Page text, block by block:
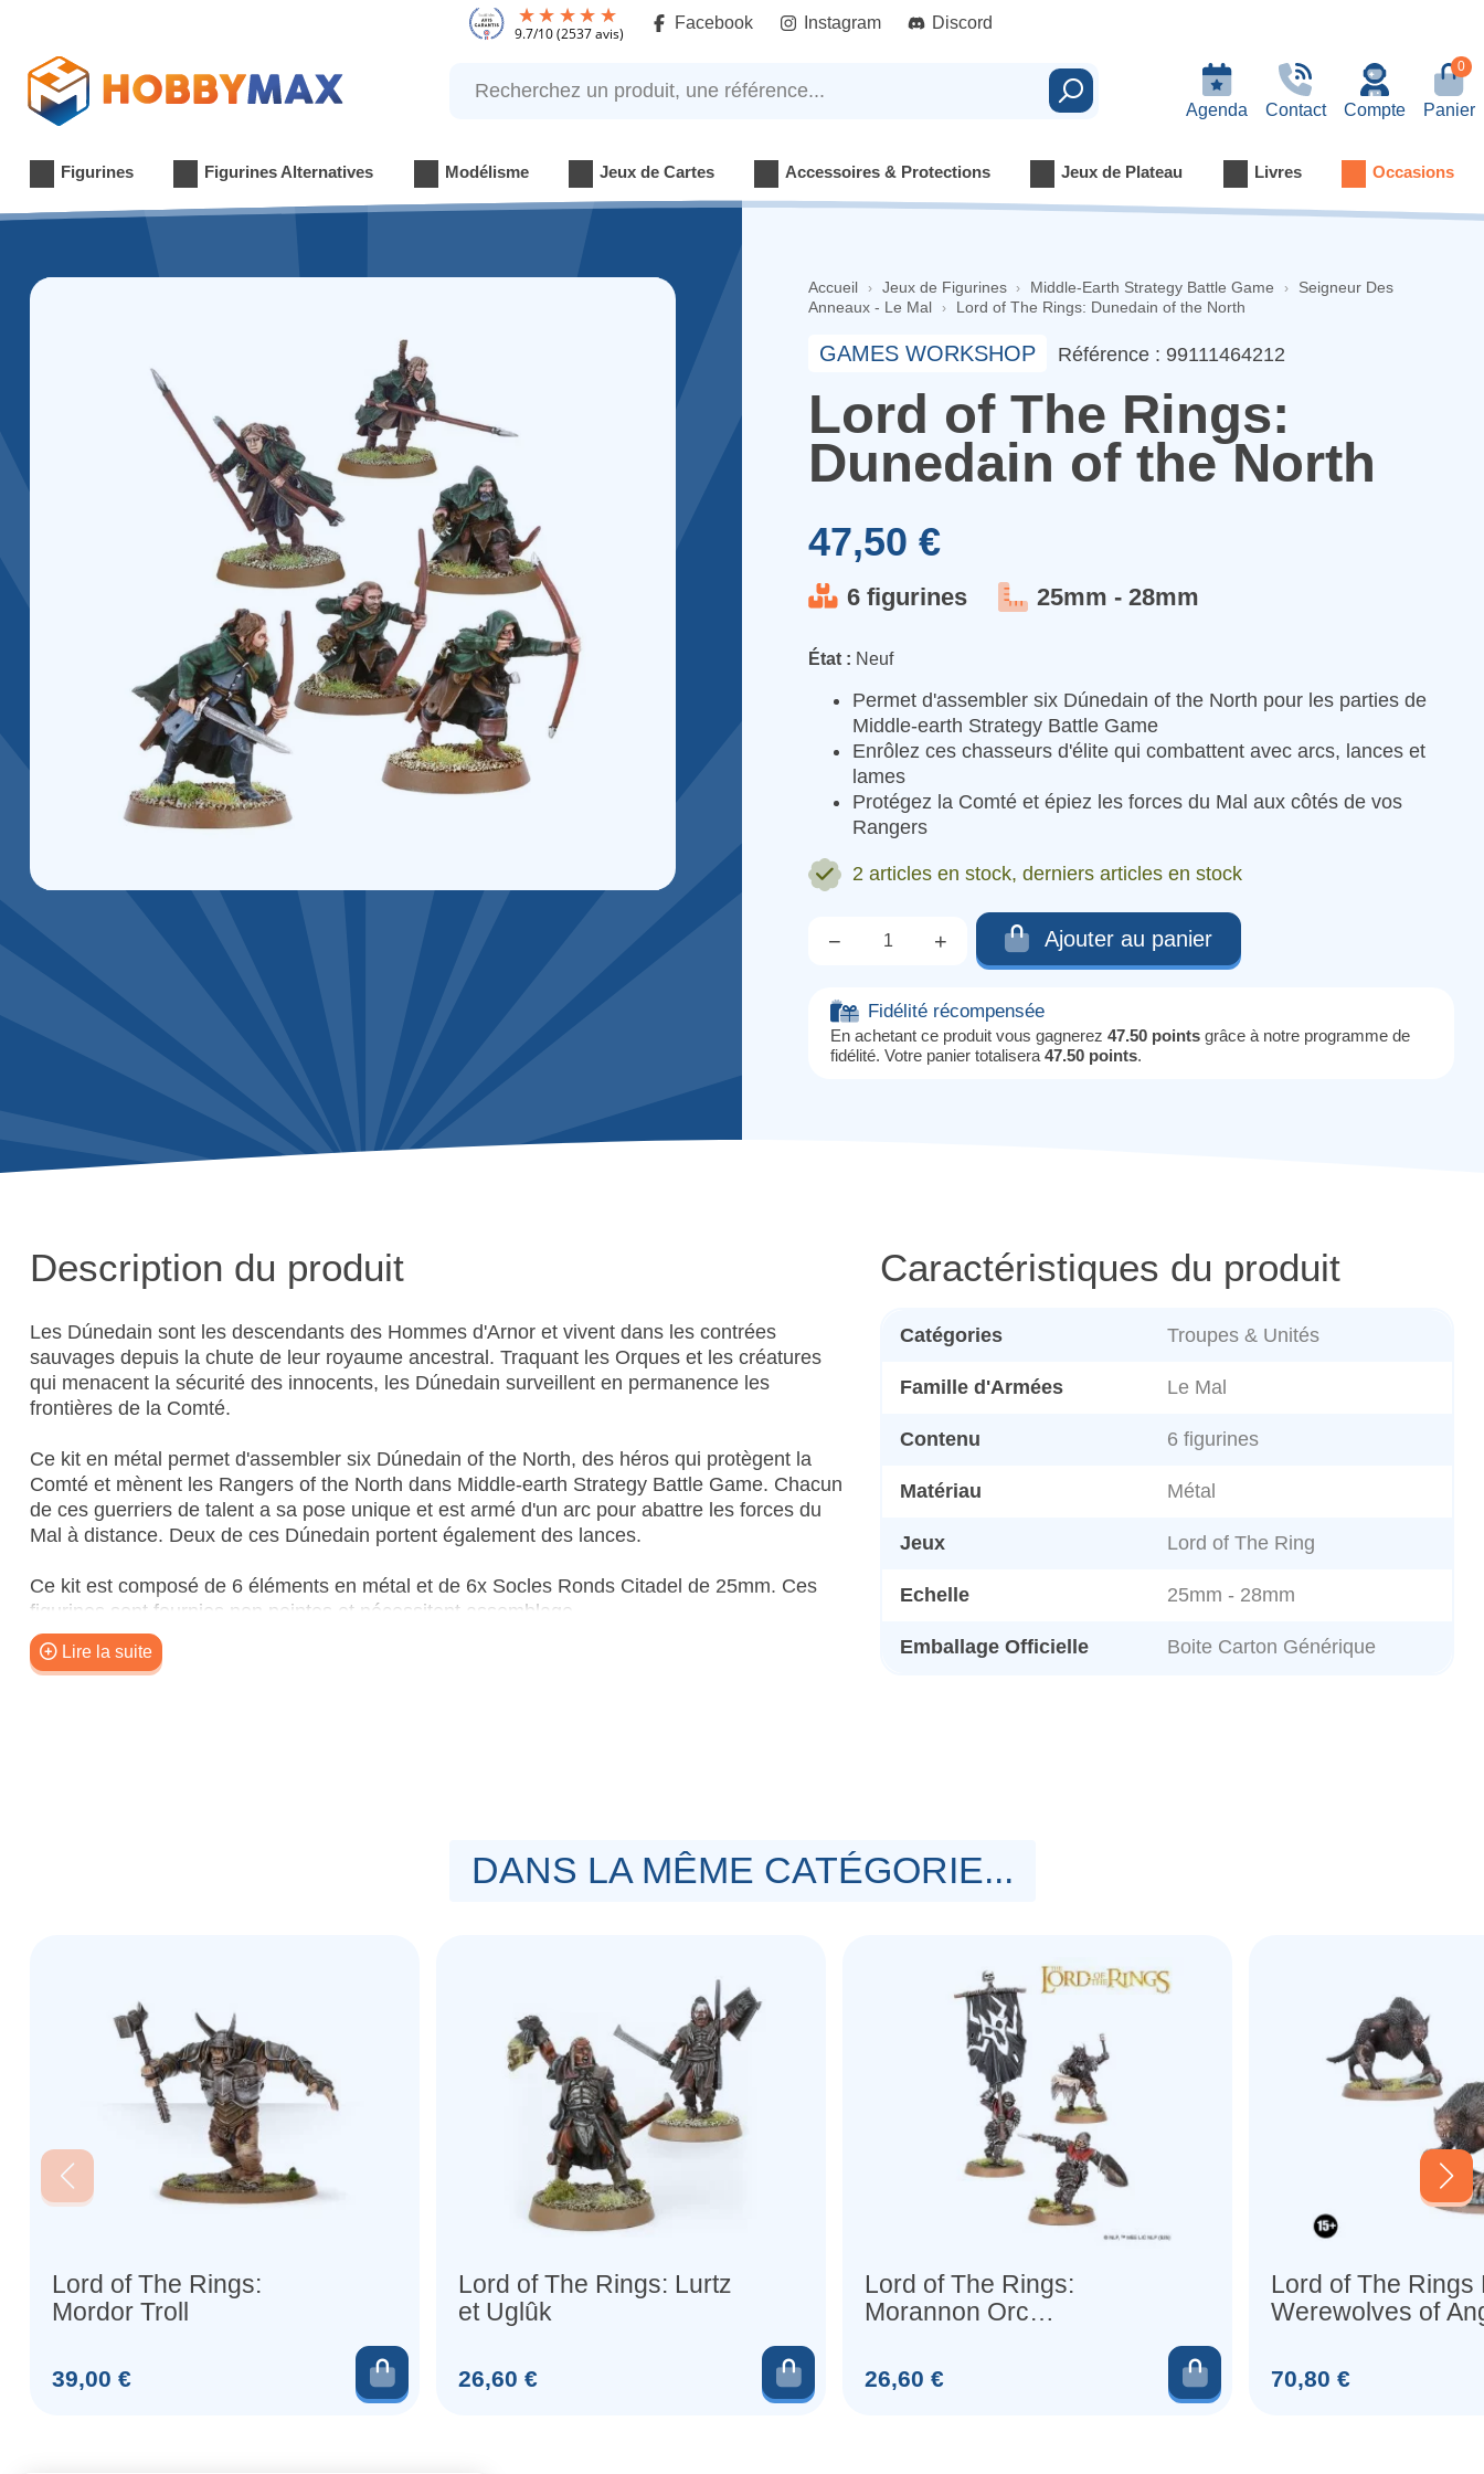
9.7 (2537 avis)
Facebook Instagram Discord
Agenda Contact
Recherchez un produit, une référence...
Rechercher Compte
0
Panier
Figurines Figurines Alternatives Modélisme Jeux de Cartes Accessoires & Protections Jeux de Plateau Livres Occasions
Accueil Jeux de Figurines Middle-Earth Strategy Battle Game
Seigneur Des
Anneaux - Le Mal
Lord of The Rings: Dunedain of the North
GAMES WORKSHOP Référence : 99111464212
Lord of The Rings:
Dunedain of the North
47,50 €
6 figurines 25mm - 28mm
État : Neuf
Permet d'assembler six Dúnedain of the North pour les parties de
Middle-earth Strategy Battle Game
Enrôlez ces chasseurs d'élite qui combattent avec arcs, lances et
lames
Protégez la Comté et épiez les forces du Mal aux côtés de vos
Rangers
2 articles en stock, derniers articles en stock
− + Ajouter au panier
Fidélité récompensée
En achetant ce produit vous gagnerez 47.50 points grâce à notre programme de
fidélité. Votre panier totalisera 47.50 points.
Description du produit
Les Dúnedain sont les descendants des Hommes d'Arnor et vivent dans les contrées
sauvages depuis la chute de leur royaume ancestral. Traquant les Orques et les créatures
qui menacent la sécurité des innocents, les Dúnedain surveillent en permanence les
frontières de la Comté.
Ce kit en métal permet d'assembler six Dúnedain of the North, des héros qui protègent la
Comté et mènent les Rangers of the North dans Middle-earth Strategy Battle Game. Chacun
de ces guerriers de talent a sa pose unique et est armé d'un arc pour abattre les forces du
Mal à distance. Deux de ces Dúnedain portent également des lances.
Ce kit est composé de 6 éléments en métal et de 6x Socles Ronds Citadel de 25mm. Ces
figurines sont fournies non peintes et nécessitent assemblage
Lire la suite
Caractéristiques du produit
Catégories Troupes & Unités
Famille d'Armées Le Mal
Contenu 6 figurines
Matériau Métal
Jeux Lord of The Ring
Echelle 25mm - 28mm
Emballage Officielle Boite Carton Générique
DANS LA MÊME CATÉGORIE...
Lord of The Rings:
Mordor Troll
Prix
39,00 € Ajouter au panier
Lord of The Rings: Lurtz
et Uglûk
Prix
26,60 € Ajouter au panier
Lord of The Rings:
Morannon Orc
Prix
26,60 € Ajouter au panier
Lord of The Rings
Werewolves of
Prix
70,80 €